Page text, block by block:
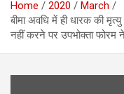
Home 2020
March
बीमा अवधि में ही धारक की
नहीं करने पर उपभोक्ता फोरम